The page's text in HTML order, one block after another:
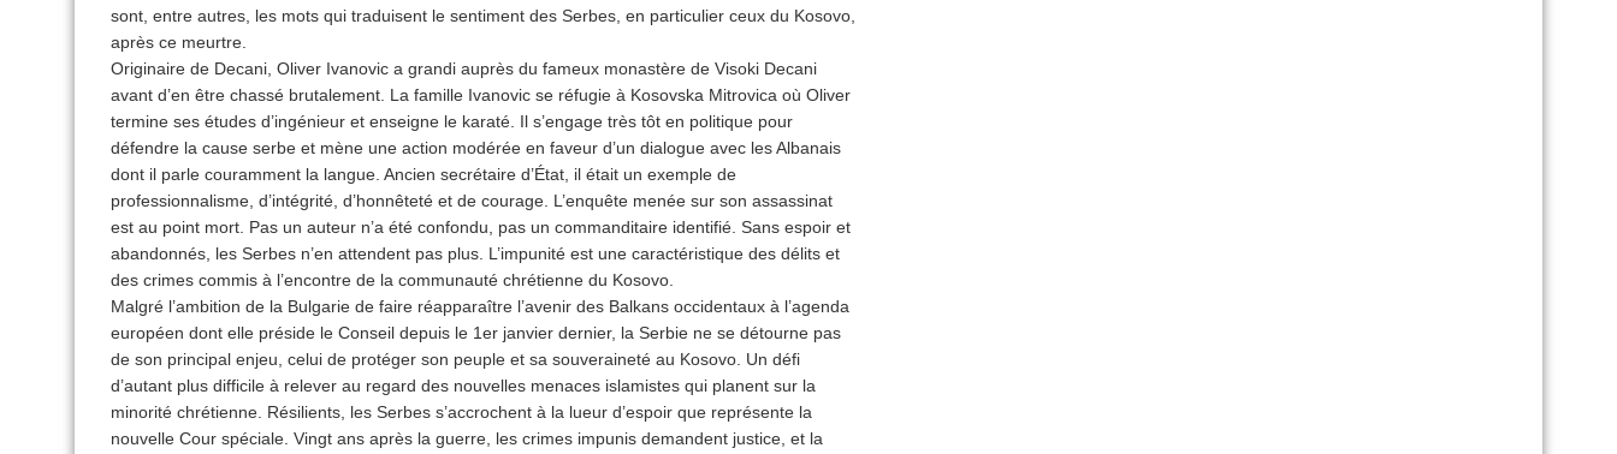
sont, entre autres, les mots qui traduisent le sentiment des Serbes, en particulier ceux du Kosovo,
après ce meurtre.
Originaire de Decani, Oliver Ivanovic a grandi auprès du fameux monastère de Visoki Decani
avant d’en être chassé brutalement. La famille Ivanovic se réfugie à Kosovska Mitrovica où Oliver
termine ses études d’ingénieur et enseigne le karaté. Il s’engage très tôt en politique pour
défendre la cause serbe et mène une action modérée en faveur d’un dialogue avec les Albanais
dont il parle couramment la langue. Ancien secrétaire d’État, il était un exemple de
professionnalisme, d’intégrité, d’honnêteté et de courage. L’enquête menée sur son assassinat
est au point mort. Pas un auteur n’a été confondu, pas un commanditaire identifié. Sans espoir et
abandonnés, les Serbes n’en attendent pas plus. L’impunité est une caractéristique des délits et
des crimes commis à l’encontre de la communauté chrétienne du Kosovo.
Malgré l’ambition de la Bulgarie de faire réapparaître l’avenir des Balkans occidentaux à l’agenda
européen dont elle préside le Conseil depuis le 1er janvier dernier, la Serbie ne se détourne pas
de son principal enjeu, celui de protéger son peuple et sa souveraineté au Kosovo. Un défi
d’autant plus difficile à relever au regard des nouvelles menaces islamistes qui planent sur la
minorité chrétienne. Résilients, les Serbes s’accrochent à la lueur d’espoir que représente la
nouvelle Cour spéciale. Vingt ans après la guerre, les crimes impunis demandent justice, et la